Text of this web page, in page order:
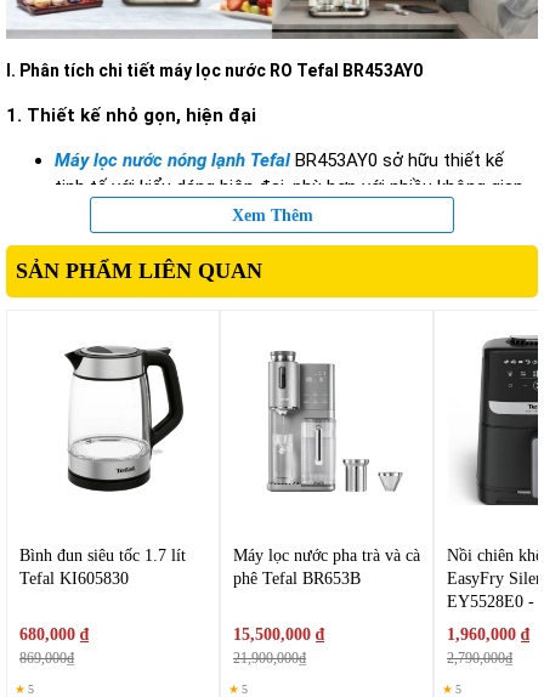
I. Phân tích chi tiết máy lọc nước RO Tefal BR453AY0
1. Thiết kế nhỏ gọn, hiện đại
Máy lọc nước nóng lạnh Tefal BR453AY0 sở hữu thiết kế
tinh tế với kiểu dáng hiện đại, phù hợp với nhiều không gian
như nhà bếp, phòng khách hoặc văn phòng làm việc. Các
đường nét được hoàn thiện gọn gàng giúp sản phẩm dễ
dàng hòa hợp với phong cách nội thất hiện đại.
Kích thước tối ưu giúp người dùng tiết kiệm diện tích lắp đặt
điểm đáng chú ý đối với những căn hộ hoặc không gian có
diện tích hạn chế.
2. Công nghệ lọc RO tiên tiến
Điểm nổi bật của Tefal BR453AY0 là ứng dụng công nghệ
lọc RO (Reverse Osmosis) hiện đại. Công nghệ này sử dụng
chất, vi khuẩn và các thành phần không mong muốn trong
nước.
Quá trình lọc diễn ra hiệu quả giúp nguồn nước đầu ra có độ
tinh khiết cao, đáp ứng nhu cầu sử dụng trong sinh hoạt
hàng ngày.
Xem Thêm
SẢN PHẨM LIÊN QUAN
Bình đun siêu tốc 1.7 lít
Tefal KI605830
680,000 ₫
869,000₫
★ 5
Máy lọc nước pha trà và cà
phê Tefal BR653B
15,500,000 ₫
21,900,000₫
★ 5
Nồi chiên
EasyFry
EY5528E0 -
1,960,000 ₫
2,790,000₫
★ 5